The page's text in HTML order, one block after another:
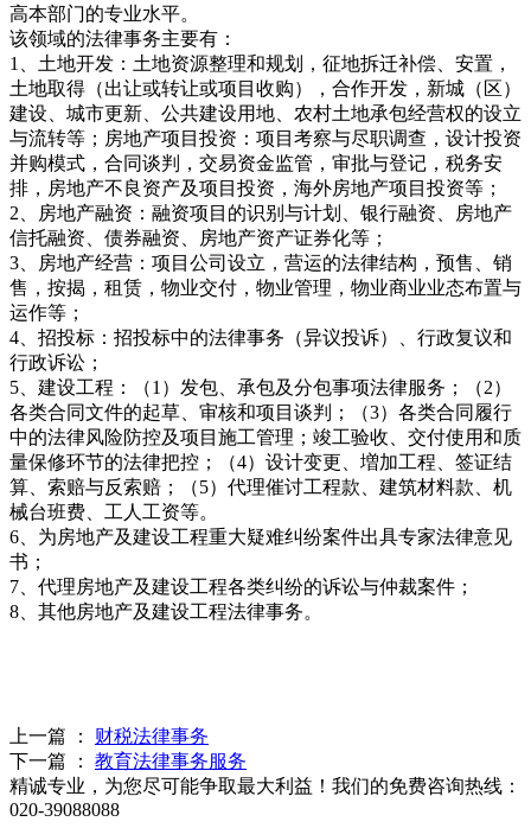
高本部门的专业水平。
该领域的法律事务主要有：
1、土地开发：土地资源整理和规划，征地拆迁补偿、安置，
土地取得（出让或转让或项目收购），合作开发，新城（区）
建设、城市更新、公共建设用地、农村土地承包经营权的设立
与流转等；房地产项目投资：项目考察与尽职调查，设计投资
并购模式，合同谈判，交易资金监管，审批与登记，税务安
排，房地产不良资产及项目投资，海外房地产项目投资等；
2、房地产融资：融资项目的识别与计划、银行融资、房地产
信托融资、债券融资、房地产资产证券化等；
3、房地产经营：项目公司设立，营运的法律结构，预售、销
售，按揭，租赁，物业交付，物业管理，物业商业业态布置与
运作等；
4、招投标：招投标中的法律事务（异议投诉）、行政复议和
行政诉讼；
5、建设工程：（1）发包、承包及分包事项法律服务；（2）
各类合同文件的起草、审核和项目谈判；（3）各类合同履行
中的法律风险防控及项目施工管理；竣工验收、交付使用和质
量保修环节的法律把控；（4）设计变更、増加工程、签证结
算、索赔与反索赔；（5）代理催讨工程款、建筑材料款、机
械台班费、工人工资等。
6、为房地产及建设工程重大疑难纠纷案件出具专家法律意见
书；
7、代理房地产及建设工程各类纠纷的诉讼与仲裁案件；
8、其他房地产及建设工程法律事务。
上一篇 ：
财税法律事务
下一篇 ：
教育法律事务服务
精诚专业，为您尽可能争取最大利益！我们的免费咨询热线：
020-39088088